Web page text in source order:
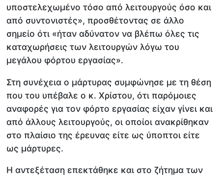
υποστελεχωμένο τόσο από λειτουργούς όσο και
από συντονιστές», προσθέτοντας σε άλλο
σημείο ότι «ήταν αδύνατον να βλέπω όλες τις
καταχωρήσεις των λειτουργών λόγω του
μεγάλου φόρτου εργασίας».
Στη συνέχεια ο μάρτυρας συμφώνησε με τη θέση
που του υπέβαλε ο κ. Χρίστου, ότι παρόμοιες
αναφορές για τον φόρτο εργασίας είχαν γίνει και
από άλλους λειτουργούς, οι οποίοι ανακρίθηκαν
στο πλαίσιο της έρευνας είτε ως ύποπτοι είτε
ως μάρτυρες.
Η αντεξέταση επεκτάθηκε και στο ζήτημα των